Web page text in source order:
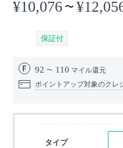
¥10,076 〜
保証付
92 110 マイル還元
ポイントアップ対象のクレ
タイプ